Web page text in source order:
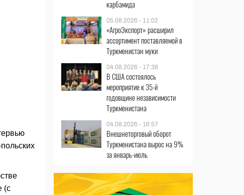
(с
карбамида
05.08.2026 - 11:02
«АгроЭкспорт» расширил
ассортимент поставляемой в
Туркменистан муки
04.08.2026 - 17:38
В США состоялось
мероприятие к 35-й
годовщине независимости
Туркменистана
04.08.2026 - 16:57
Внешнеторговый оборот
Туркменистана вырос на 9%
за январь-июль